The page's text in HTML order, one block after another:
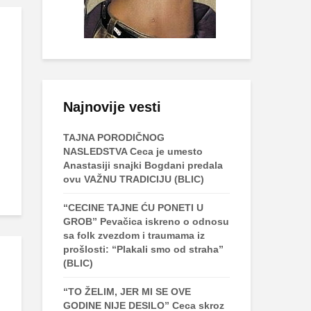
Najnovije vesti
TAJNA PORODIČNOG
NASLEDSTVA Ceca je umesto
Anastasiji snajki Bogdani predala
ovu VAŽNU TRADICIJU (BLIC)
“CECINE TAJNE ĆU PONETI U
GROB” Pevačica iskreno o odnosu
sa folk zvezdom i traumama iz
prošlosti: “Plakali smo od straha”
(BLIC)
“TO ŽELIM, JER MI SE OVE
GODINE NIJE DESILO” Ceca skroz